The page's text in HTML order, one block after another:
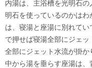
内湯は、主浴槽を光明石
明石を使っているのかは
は、寝湯と座湯に別れて
で押せば寝湯全部にジェ
全部にジェット水流が掛
中から湯を垂らす座湯は